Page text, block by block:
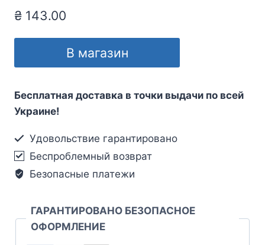
₴ 143.00
В магазин
Бесплатная доставка в точки выдачи по всей
Украине!
Удовольствие гарантировано
Беспроблемный возврат
Безопасные платежи
ГАРАНТИРОВАНО БЕЗОПАСНОЕ
ОФОРМЛЕНИЕ